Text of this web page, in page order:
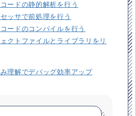
ードの静的解析を行う
ッサで前処理を行う
ードのコンパイルを行う
クトファイルとライブラリをリ
理解でデバッグ効率アップ